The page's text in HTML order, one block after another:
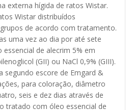
externa hígida de ratos Wistar.
Wistar distribuídos
de acordo com tratamento.
uma vez ao dia por até sete
de alecrim 5% em
(GII) ou NaCl 0,9% (GIII).
segundo escore de Emgard &
para coloração, diâmetro
seis e dez dias através de
tratado com óleo essencial de